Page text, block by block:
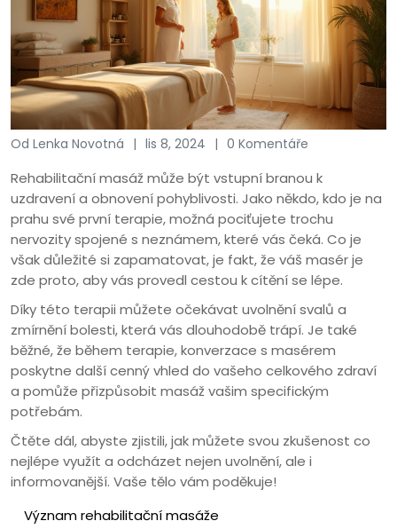
Od Lenka Novotná lis 8, 2024 0 Komentáře
Rehabilitační masáž může být vstupní branou k
uzdravení a obnovení pohyblivosti. Jako někdo, kdo je na
prahu své první terapie, možná pociťujete trochu
nervozity spojené s neznámem, které vás čeká. Co je
však důležité si zapamatovat, je fakt, že váš masér je
zde proto, aby vás provedl cestou k cítění se lépe.
Díky této terapii můžete očekávat uvolnění svalů a
zmírnění bolesti, která vás dlouhodobě trápí. Je také
běžné, že během terapie, konverzace s masérem
poskytne další cenný vhled do vašeho celkového zdraví
a pomůže přizpůsobit masáž vašim specifickým
potřebám.
Čtěte dál, abyste zjistili, jak můžete svou zkušenost co
nejlépe využít a odcházet nejen uvolnění, ale i
informovanější. Vaše tělo vám poděkuje!
Význam rehabilitační masáže